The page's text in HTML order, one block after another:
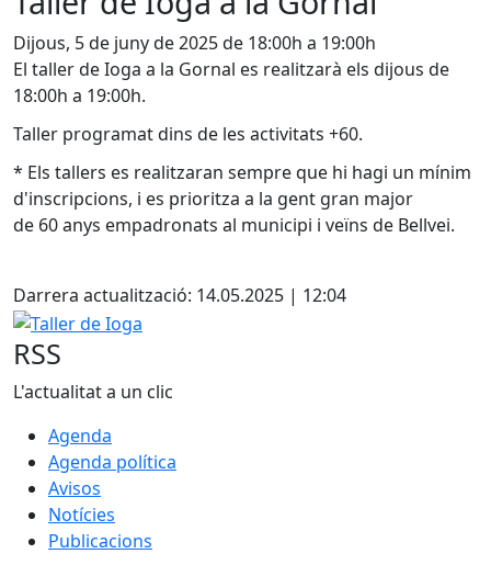
Dijous, 5 de juny de 2025 de 18:00h a 19:00h
El taller de Ioga a la Gornal es realitzarà els dijous de
18:00h a 19:00h.
Taller programat dins de les activitats +60.
* Els tallers es realitzaran sempre que hi hagi un mínim
d'inscripcions, i es prioritza a la gent gran major
de 60 anys empadronats al municipi i veïns de Bellvei.
Darrera actualització: 14.05.2025 | 12:04
Taller de Ioga
RSS
L'actualitat a un clic
Agenda
Agenda política
Avisos
Notícies
Publicacions